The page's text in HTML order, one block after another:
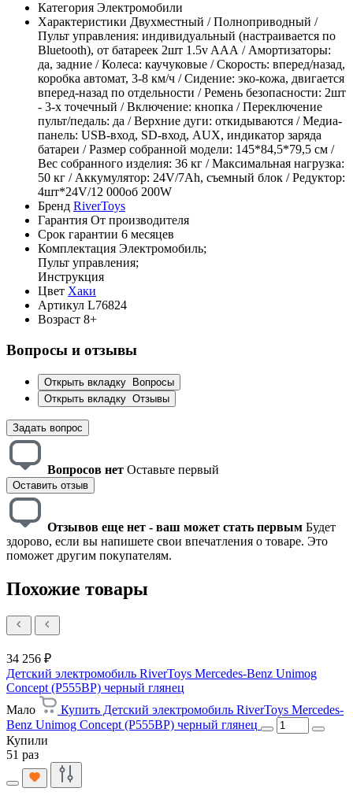
Категория Электромобили
Характеристики Двухместный / Полноприводный /
Пульт управления: индивидуальный (настраивается по
Bluetooth), от батареек 2шт 1.5v AAА / Амортизаторы:
да, задние / Колеса: каучуковые / Скорость: вперед/назад,
коробка автомат, 3-8 км/ч / Сидение: эко-кожа, двигается
вперед-назад по отдельности / Ремень безопасности: 2шт
- 3-х точечный / Включение: кнопка / Переключение
пульт/педаль: да / Верхние дуги: откидываются / Медиа-
панель: USB-вход, SD-вход, AUX, индикатор заряда
батареи / Размер собранной модели: 145*84,5*79,5 см /
Вес собранного изделия: 36 кг / Максимальная нагрузка:
50 кг / Аккумулятор: 24V/7Ah, съемный блок / Редуктор:
4шт*24V/12 000об 200W
Бренд RiverToys
Гарантия От производителя
Срок гарантии 6 месяцев
Комплектация Электромобиль;
Пульт управления;
Инструкция
Цвет Хаки
Артикул L76824
Возраст 8+
Вопросы и отзывы
Открыть вкладку
Вопросы
Открыть вкладку Отзывы
Задать вопрос
Вопросов нет Оставьте первый
Оставить отзыв
Отзывов еще нет - ваш может стать первым Будет
здорово, если вы напишете свои впечатления о товаре. Это
поможет другим покупателям.
Похожие товары
34 256 ₽
Детский электромобиль RiverToys Mercedes-Benz Unimog
Concept (P555BP) черный глянец
Мало
Купить Детский электромобиль RiverToys Mercedes-
Benz Unimog Concept (P555BP) черный глянец
Купили
51 раз